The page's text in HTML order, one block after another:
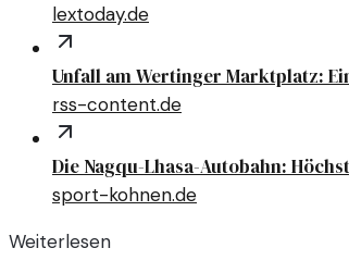
lextoday.de
Unfall am Wertinger Marktplatz:
rss-content.de
Die Nagqu-Lhasa-Autobahn:
sport-kohnen.de
Weiterlesen